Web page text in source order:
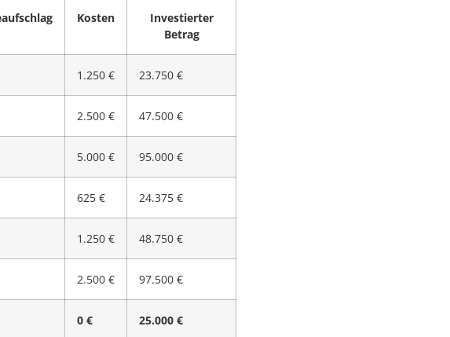
Kosten
Investierter
Betrag
1.250 € 23.750 €
2.500 € 47.500 €
5.000 € 95.000 €
625 € 24.375 €
1.250 € 48.750 €
2.500 € 97.500 €
0 € 25.000 €